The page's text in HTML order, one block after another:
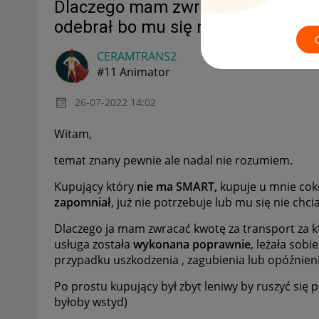
Dlaczego mam zwracać kwotę za
odebrał bo mu się nie chciało?
CERAMTRANS2
#11 Animator
‎26-07-2022 14:02
Witam,
temat znany pewnie ale nadal nie rozumiem.
Kupujący który nie ma SMART, kupuje u mnie
zapomniał, już nie potrzebuje lub mu się nie
Dlaczego ja mam zwracać kwotę za transport za
usługa została wykonana poprawnie, leżała
przypadku uszkodzenia , zagubienia lub
Po prostu kupujący był zbyt leniwy by ruszyć się
byłoby wstyd)